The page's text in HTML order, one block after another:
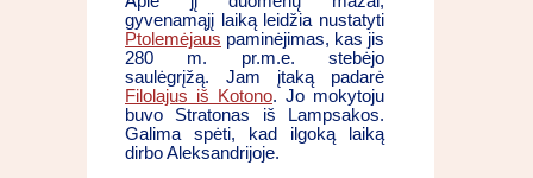
gyvenamąjį laiką leidžia nustatyti
Ptolemėjaus paminėjimas, kas jis
280 m. pr.m.e. stebėjo
saulėgrįžą. Jam įtaką padarė
Filolajus iš Kotono. Jo mokytoju
buvo Stratonas iš Lampsakos.
Galima spėti, kad ilgoką laiką
dirbo Aleksandrijoje.